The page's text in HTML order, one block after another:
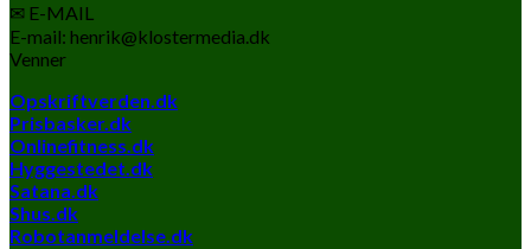
✉ E-MAIL
E-mail: henrik@klostermedia.dk
Venner
Opskriftverden.dk
Prisbasker.dk
Onlinefitness.dk
Hyggestedet.dk
Satana.dk
Shus.dk
Robotanmeldelse.dk